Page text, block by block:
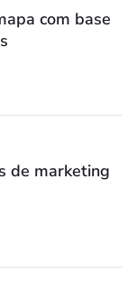
com base
de marketing